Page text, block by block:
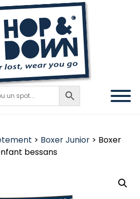
> Boxer Junior > Boxer
bessans